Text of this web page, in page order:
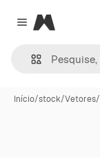
Close menu
Magnific
Início/stock/Vetores/